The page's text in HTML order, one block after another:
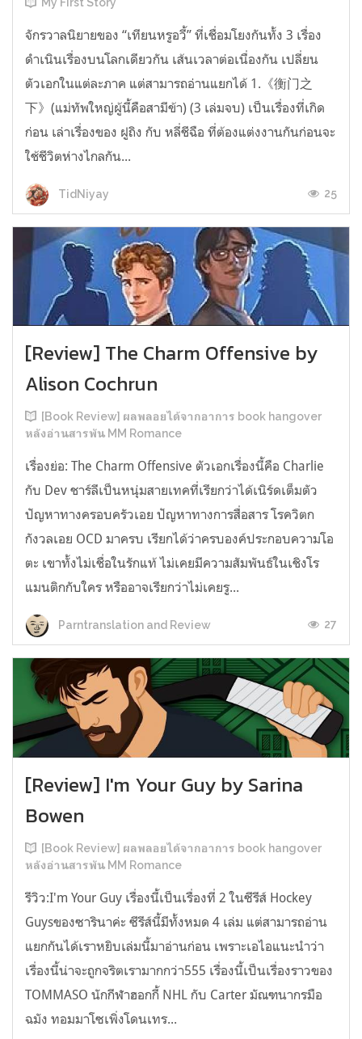
จักรวาลนิยายของ “เทียนหรูอวี้” ที่เชื่อมโยงกันทั้ง 3 เรื่อง
ดำเนินเรื่องบนโลกเดียวกัน เส้นเวลาต่อเนื่องกัน เปลี่ยน
ตัวเอกในแต่ละภาค แต่สามารถอ่านแยกได้ 1.《衡门之
下》(แม่ทัพใหญ่ผู้นี้คือสามีข้า) (3 เล่มจบ) เป็นเรื่องที่เกิด
ก่อน เล่าเรื่องของ ฝูถิง กับ หลี่ชีฉือ ที่ต้องแต่งงานกันก่อนจะ
ใช้ชีวิตห่างไกลกัน...
TidNiyay 25
[Review] The Charm Offensive by
Alison Cochrun
[Book Review] ผลพลอยได้จากอาการ book hangover
หลังอ่านสารพัน MM Romance
เรื่องย่อ: The Charm Offensive ตัวเอกเรื่องนี้คือ Charlie
กับ Dev ชาร์ลีเป็นหนุ่มสายเทคที่เรียกว่าได้เนิร์ดเต็มตัว
ปัญหาทางครอบครัวเอย ปัญหาทางการสื่อสาร โรควิตก
กังวลเอย OCD มาครบ เรียกได้ว่าครบองค์ประกอบความโอ
ตะ เขาทั้งไม่เชื่อในรักแท้ ไม่เคยมีความสัมพันธ์ในเชิงโร
แมนติกกับใคร หรืออาจเรียกว่าไม่เคยรู...
Parntranslation and Review 27
[Review] I'm Your Guy by Sarina
Bowen
[Book Review] ผลพลอยได้จากอาการ book hangover
หลังอ่านสารพัน MM Romance
รีวิว:I'm Your Guy เรื่องนี้เป็นเรื่องที่ 2 ในซีรีส์ Hockey
Guysของซารินาค่ะ ซีรีส์นี้มีทั้งหมด 4 เล่ม แต่สามารถอ่าน
แยกกันได้เราหยิบเล่มนี้มาอ่านก่อน เพราะเอไอแนะนำว่า
เรื่องนี้น่าจะถูกจริตเรามากกว่า555 เรื่องนี้เป็นเรื่องราวของ
TOMMASO นักกีฬาฮอกกี้ NHL กับ Carter มัณฑนากรมือ
ฉมัง ทอมมาโซเพิ่งโดนเทร...